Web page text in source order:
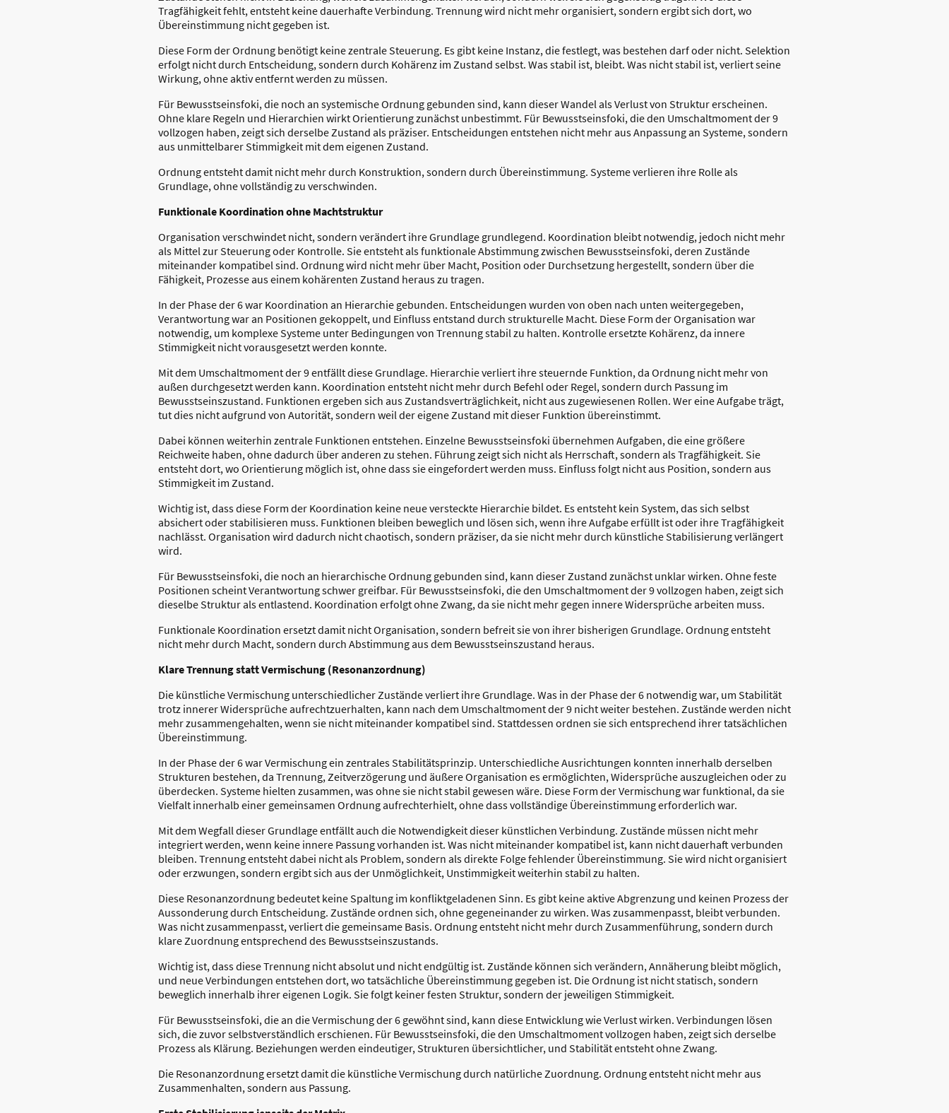
Tragfähigkeit fehlt, entsteht keine dauerhafte Verbindung. Trennung wird nicht mehr organisiert, sondern ergibt sich dort, wo
Übereinstimmung nicht gegeben ist.
Diese Form der Ordnung benötigt keine zentrale Steuerung. Es gibt keine Instanz, die festlegt, was bestehen darf oder nicht. Selektion
erfolgt nicht durch Entscheidung, sondern durch Kohärenz im Zustand selbst. Was stabil ist, bleibt. Was nicht stabil ist, verliert seine
Wirkung, ohne aktiv entfernt werden zu müssen.
Für Bewusstseinsfoki, die noch an systemische Ordnung gebunden sind, kann dieser Wandel als Verlust von Struktur erscheinen.
Ohne klare Regeln und Hierarchien wirkt Orientierung zunächst unbestimmt. Für Bewusstseinsfoki, die den Umschaltmoment der 9
vollzogen haben, zeigt sich derselbe Zustand als präziser. Entscheidungen entstehen nicht mehr aus Anpassung an Systeme, sondern
aus unmittelbarer Stimmigkeit mit dem eigenen Zustand.
Ordnung entsteht damit nicht mehr durch Konstruktion, sondern durch Übereinstimmung. Systeme verlieren ihre Rolle als
Grundlage, ohne vollständig zu verschwinden.
Funktionale Koordination ohne Machtstruktur
Organisation verschwindet nicht, sondern verändert ihre Grundlage grundlegend. Koordination bleibt notwendig, jedoch nicht mehr
als Mittel zur Steuerung oder Kontrolle. Sie entsteht als funktionale Abstimmung zwischen Bewusstseinsfoki, deren Zustände
miteinander kompatibel sind. Ordnung wird nicht mehr über Macht, Position oder Durchsetzung hergestellt, sondern über die
Fähigkeit, Prozesse aus einem kohärenten Zustand heraus zu tragen.
In der Phase der 6 war Koordination an Hierarchie gebunden. Entscheidungen wurden von oben nach unten weitergegeben,
Verantwortung war an Positionen gekoppelt, und Einfluss entstand durch strukturelle Macht. Diese Form der Organisation war
notwendig, um komplexe Systeme unter Bedingungen von Trennung stabil zu halten. Kontrolle ersetzte Kohärenz, da innere
Stimmigkeit nicht vorausgesetzt werden konnte.
Mit dem Umschaltmoment der 9 entfällt diese Grundlage. Hierarchie verliert ihre steuernde Funktion, da Ordnung nicht mehr von
außen durchgesetzt werden kann. Koordination entsteht nicht mehr durch Befehl oder Regel, sondern durch Passung im
Bewusstseinszustand. Funktionen ergeben sich aus Zustandsverträglichkeit, nicht aus zugewiesenen Rollen. Wer eine Aufgabe trägt,
tut dies nicht aufgrund von Autorität, sondern weil der eigene Zustand mit dieser Funktion übereinstimmt.
Dabei können weiterhin zentrale Funktionen entstehen. Einzelne Bewusstseinsfoki übernehmen Aufgaben, die eine größere
Reichweite haben, ohne dadurch über anderen zu stehen. Führung zeigt sich nicht als Herrschaft, sondern als Tragfähigkeit. Sie
entsteht dort, wo Orientierung möglich ist, ohne dass sie eingefordert werden muss. Einfluss folgt nicht aus Position, sondern aus
Stimmigkeit im Zustand.
Wichtig ist, dass diese Form der Koordination keine neue versteckte Hierarchie bildet. Es entsteht kein System, das sich selbst
absichert oder stabilisieren muss. Funktionen bleiben beweglich und lösen sich, wenn ihre Aufgabe erfüllt ist oder ihre Tragfähigkeit
nachlässt. Organisation wird dadurch nicht chaotisch, sondern präziser, da sie nicht mehr durch künstliche Stabilisierung verlängert
wird.
Für Bewusstseinsfoki, die noch an hierarchische Ordnung gebunden sind, kann dieser Zustand zunächst unklar wirken. Ohne feste
Positionen scheint Verantwortung schwer greifbar. Für Bewusstseinsfoki, die den Umschaltmoment der 9 vollzogen haben, zeigt sich
dieselbe Struktur als entlastend. Koordination erfolgt ohne Zwang, da sie nicht mehr gegen innere Widersprüche arbeiten muss.
Funktionale Koordination ersetzt damit nicht Organisation, sondern befreit sie von ihrer bisherigen Grundlage. Ordnung entsteht
nicht mehr durch Macht, sondern durch Abstimmung aus dem Bewusstseinszustand heraus.
Klare Trennung statt Vermischung (Resonanzordnung)
Die künstliche Vermischung unterschiedlicher Zustände verliert ihre Grundlage. Was in der Phase der 6 notwendig war, um Stabilität
trotz innerer Widersprüche aufrechtzuerhalten, kann nach dem Umschaltmoment der 9 nicht weiter bestehen. Zustände werden nicht
mehr zusammengehalten, wenn sie nicht miteinander kompatibel sind. Stattdessen ordnen sie sich entsprechend ihrer tatsächlichen
Übereinstimmung.
In der Phase der 6 war Vermischung ein zentrales Stabilitätsprinzip. Unterschiedliche Ausrichtungen konnten innerhalb derselben
Strukturen bestehen, da Trennung, Zeitverzögerung und äußere Organisation es ermöglichten, Widersprüche auszugleichen oder zu
überdecken. Systeme hielten zusammen, was ohne sie nicht stabil gewesen wäre. Diese Form der Vermischung war funktional, da sie
Vielfalt innerhalb einer gemeinsamen Ordnung aufrechterhielt, ohne dass vollständige Übereinstimmung erforderlich war.
Mit dem Wegfall dieser Grundlage entfällt auch die Notwendigkeit dieser künstlichen Verbindung. Zustände müssen nicht mehr
integriert werden, wenn keine innere Passung vorhanden ist. Was nicht miteinander kompatibel ist, kann nicht dauerhaft verbunden
bleiben. Trennung entsteht dabei nicht als Problem, sondern als direkte Folge fehlender Übereinstimmung. Sie wird nicht organisiert
oder erzwungen, sondern ergibt sich aus der Unmöglichkeit, Unstimmigkeit weiterhin stabil zu halten.
Diese Resonanzordnung bedeutet keine Spaltung im konfliktgeladenen Sinn. Es gibt keine aktive Abgrenzung und keinen Prozess der
Aussonderung durch Entscheidung. Zustände ordnen sich, ohne gegeneinander zu wirken. Was zusammenpasst, bleibt verbunden.
Was nicht zusammenpasst, verliert die gemeinsame Basis. Ordnung entsteht nicht mehr durch Zusammenführung, sondern durch
klare Zuordnung entsprechend des Bewusstseinszustands.
Wichtig ist, dass diese Trennung nicht absolut und nicht endgültig ist. Zustände können sich verändern, Annäherung bleibt möglich,
und neue Verbindungen entstehen dort, wo tatsächliche Übereinstimmung gegeben ist. Die Ordnung ist nicht statisch, sondern
beweglich innerhalb ihrer eigenen Logik. Sie folgt keiner festen Struktur, sondern der jeweiligen Stimmigkeit.
Für Bewusstseinsfoki, die an die Vermischung der 6 gewöhnt sind, kann diese Entwicklung wie Verlust wirken. Verbindungen lösen
sich, die zuvor selbstverständlich erschienen. Für Bewusstseinsfoki, die den Umschaltmoment vollzogen haben, zeigt sich derselbe
Prozess als Klärung. Beziehungen werden eindeutiger, Strukturen übersichtlicher, und Stabilität entsteht ohne Zwang.
Die Resonanzordnung ersetzt damit die künstliche Vermischung durch natürliche Zuordnung. Ordnung entsteht nicht mehr aus
Zusammenhalten, sondern aus Passung.